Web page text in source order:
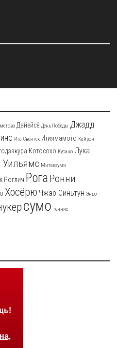
Дайейсё День Победы Джадд
Ига Свёнтек Итиямамото Кайрон
Котосохо Кусано Лука
Митакэуми
Роглич Рога Ронни
Хосёрю Чжао Синьтун Эндо
сумо теннис